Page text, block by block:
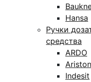
Hansa
Ручки
средства
ARDO
Ariston
Indesit